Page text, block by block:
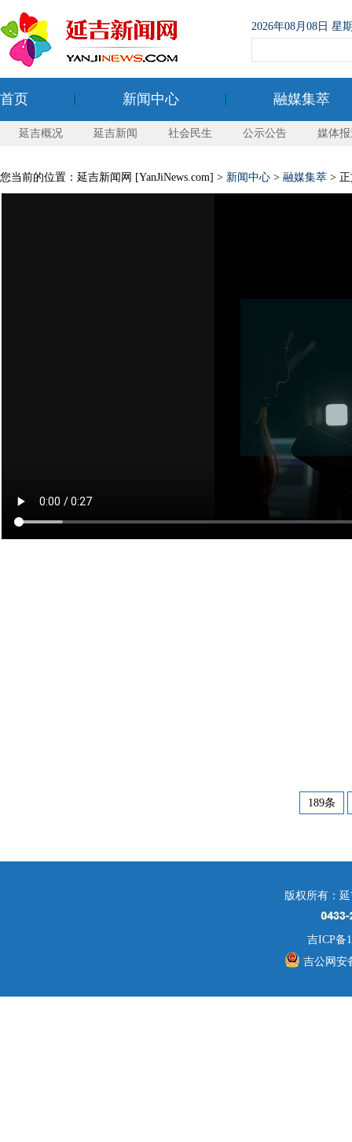
2026年08月08日 星
首页 新闻中心 融媒集萃
延吉概况 延吉新闻 社会民生 公示公告 媒体
您当前的位置：延吉新闻网 [YanJiNews.com] > 新闻中心 > 融媒集萃 >
189条
版权所有：
吉ICP备
吉公网安